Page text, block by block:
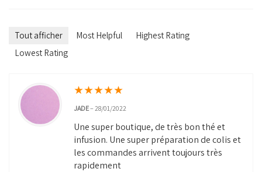
Tout afficher Most Helpful
Highest Rating
Lowest Rating
★★★★★
JADE–28/01/2022
Une super boutique, de très bon thé et
infusion. Une super préparation de colis et
les commandes arrivent toujours très
rapidement